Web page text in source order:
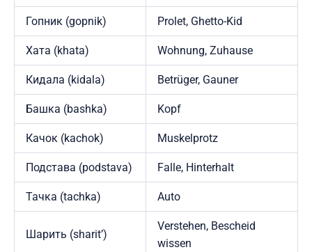
Гопник (gopnik) Prolet, Ghetto-Kid
Хата (khata) Wohnung, Zuhause
Кидала (kidala) Betrüger, Gauner
Башка (bashka) Kopf
Качок (kachok) Muskelprotz
Подстава (podstava) Falle, Hinterhalt
Тачка (tachka) Auto
Шарить (sharit’)
Verstehen, Bescheid
wissen